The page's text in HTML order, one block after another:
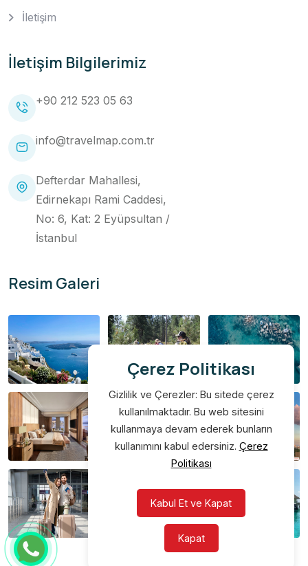
İletişim
İletişim Bilgilerimiz
+90 212 523 05 63
info@travelmap.com.tr
Defterdar Mahallesi,
Edirnekapı Rami Caddesi,
No: 6, Kat: 2 Eyüpsultan /
İstanbul
Resim Galeri
Çerez Politikası
Gizlilik ve Çerezler: Bu sitede çerez
kullanılmaktadır. Bu web sitesini
kullanmaya devam ederek bunların
kullanımını kabul edersiniz. Çerez
Politikası
Kabul Et ve Kapat
Kapat